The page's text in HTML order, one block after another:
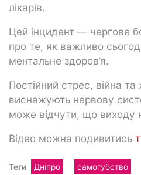
лікарів.
Цей інцидент — чергове
про те, як важливо
ментальне здоров’я.
Постійний стрес, війна та
виснажують нервову
може відчути, що виходу
Відео можна подивитись
Теги Дніпро самогубство